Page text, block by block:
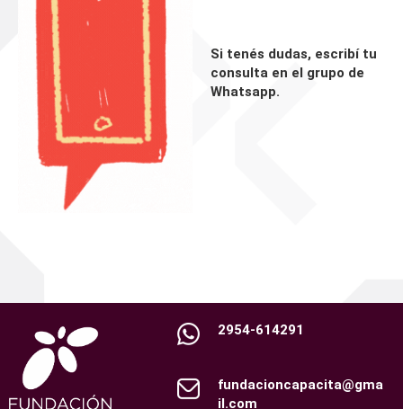
Si tenés dudas, escribí tu
consulta en el grupo de
Whatsapp.
2954-614291
fundacioncapacita@gma
il.com